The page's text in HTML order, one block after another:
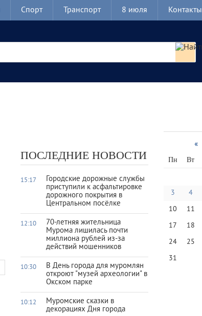
Спорт Транспорт 8 июля Контакты
ПОСЛЕДНИЕ НОВОСТИ
15:17
Городские дорожные службы
приступили к асфальтировке
дорожного покрытия в
Центральном посёлке
12:10
70-летняя жительница
Мурома лишилась почти
миллиона рублей из-за
действий мошенников
10:30
В День города для муромлян
откроют "музей археологии" в
Окском парке
10:12
Муромские сказки в
декорациях Дня города
«
Пн Вт
3 4
10 11
17 18
24 25
31